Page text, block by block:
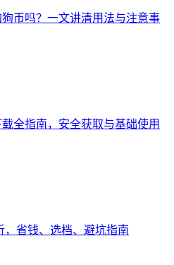
狗币吗？一文讲清用法与注意事
载全指南，安全获取与基础使用
，省钱、选档、避坑指南